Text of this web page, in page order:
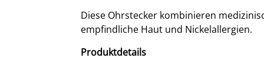
Diese Ohrstecker kombinieren
empfindliche Haut und Nickelallergien.
Produktdetails